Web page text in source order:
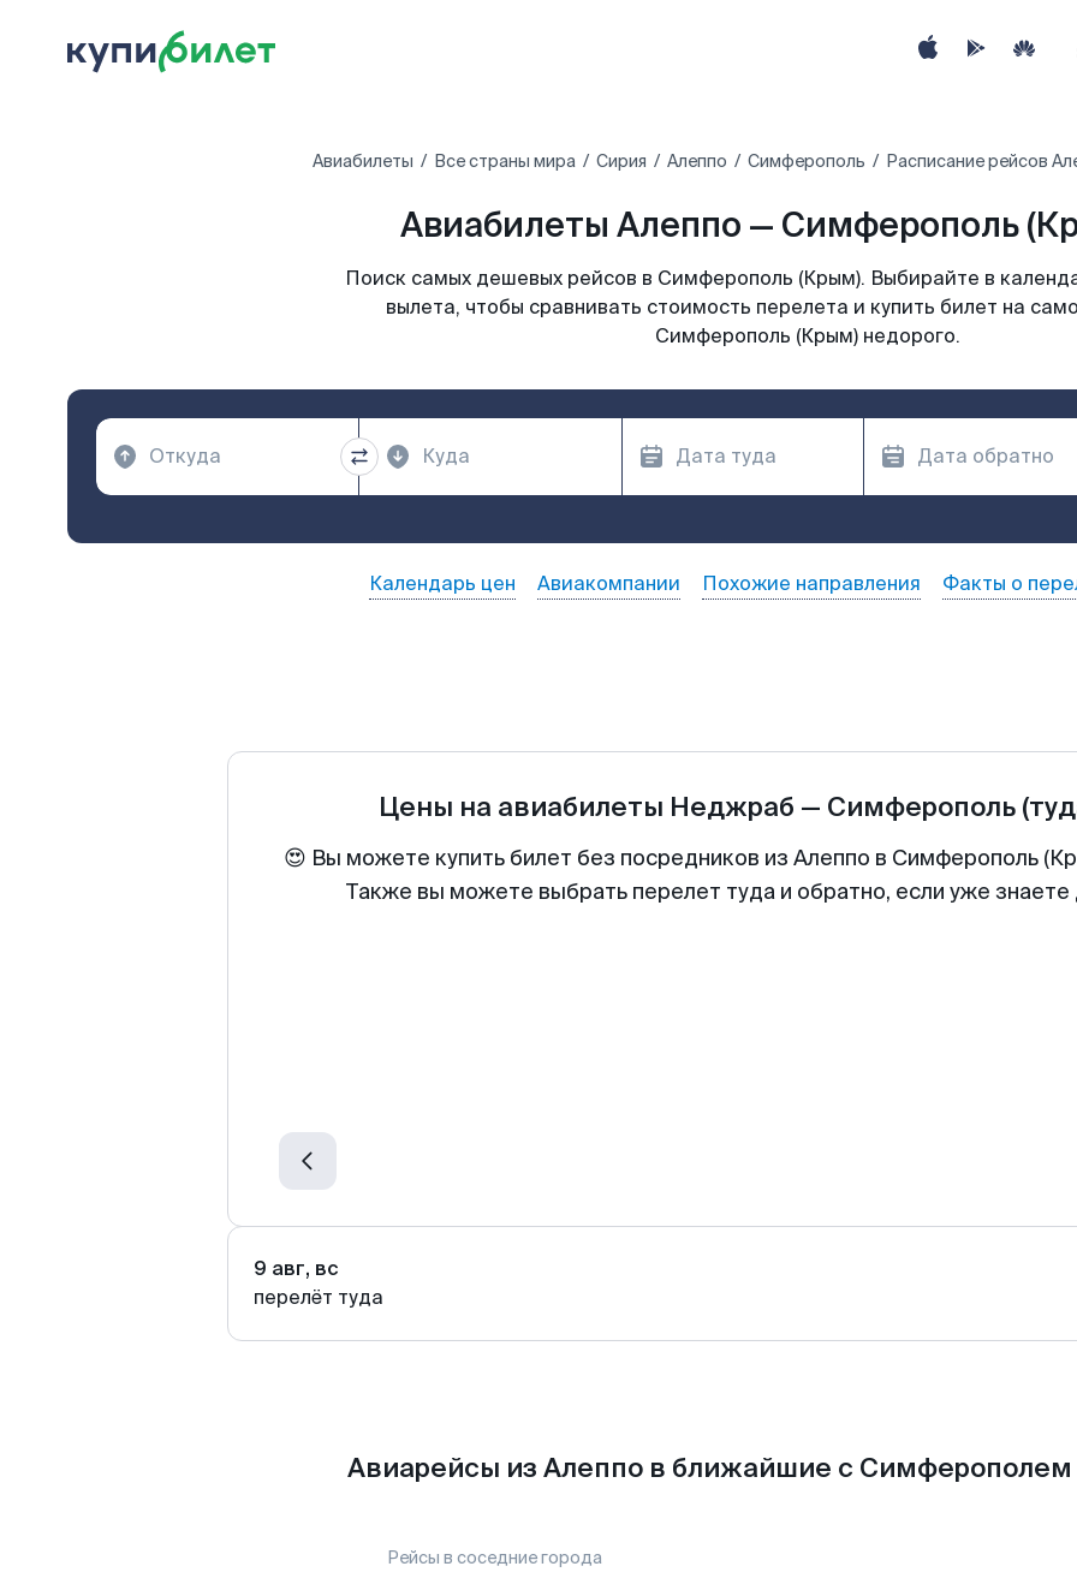
Авиабилеты Все страны мира Сирия Алеппо Симферополь Расписание рейсов
Авиабилеты Алеппо — Симферополь
Поиск самых дешевых рейсов в Симферополь (Крым). Выбирайте в
вылета, чтобы сравнивать стоимость перелета и купить билет на
Симферополь (Крым) недорого.
Календарь цен Авиакомпании Похожие направления Факты о
Цены на авиабилеты Неджраб — Симферополь
😍 Вы можете купить билет без посредников из Алеппо в Симферополь
Также вы можете выбрать перелет туда и обратно, если уже
9 авг, вс
перелёт туда
Авиарейсы из Алеппо в ближайшие с Симферополем
Рейсы в соседние города